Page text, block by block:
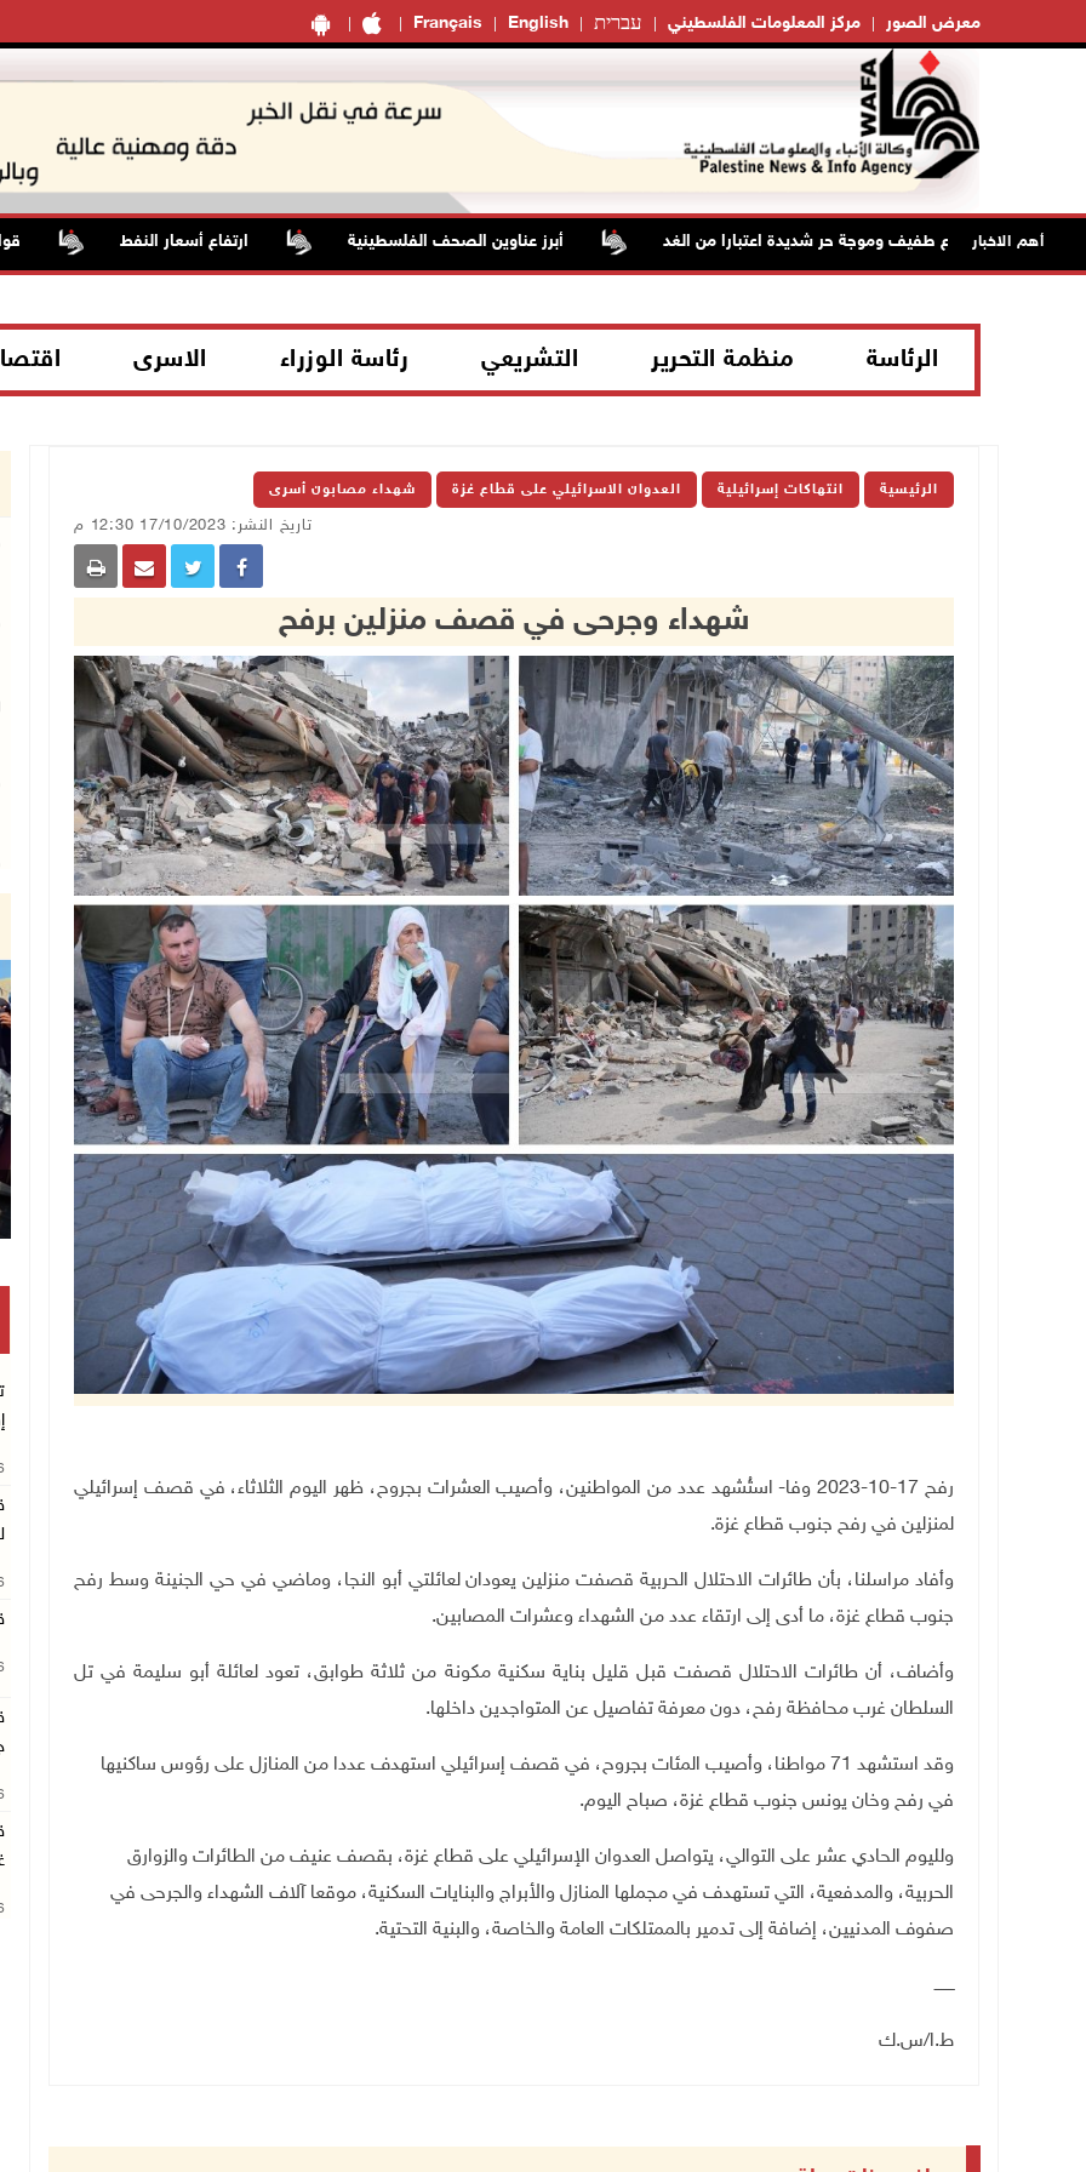
Français English עברית مركز المعلومات الفلسطيني معرض الصور
أهم الاخبار
ارتفاع طفيف وموجة حر شديدة اعتبارا من الغد أبرز عناوين الصحف الفلسطينية ارتفاع أسعار النفط قوات
الرئاسة منظمة التحرير التشريعي رئاسة الوزراء الاسرى
الرئيسية انتهاكات إسرائيلية العدوان الاسرائيلي على قطاع غزة شهداء مصابون أسرى
تاريخ النشر: 17/10/2023 12:30 م
شهداء وجرحى في قصف منزلين برفح
رفح 17-10-2023 وفا- استُشهد عدد من المواطنين، وأصيب العشرات بجروح، ظهر اليوم الثلاثاء، في قصف إسرائيلي
لمنزلين في رفح جنوب قطاع غزة.
وأفاد مراسلنا، بأن طائرات الاحتلال الحربية قصفت منزلين يعودان لعائلتي أبو النجا، وماضي في حي الجنينة وسط رفح
جنوب قطاع غزة، ما أدى إلى ارتقاء عدد من الشهداء وعشرات المصابين.
وأضاف، أن طائرات الاحتلال قصفت قبل قليل بناية سكنية مكونة من ثلاثة طوابق، تعود لعائلة أبو سليمة في تل
السلطان غرب محافظة رفح، دون معرفة تفاصيل عن المتواجدين داخلها.
وقد استشهد 71 مواطنا، وأصيب المئات بجروح، في قصف إسرائيلي استهدف عددا من المنازل على رؤوس ساكنيها
في رفح وخان يونس جنوب قطاع غزة، صباح اليوم.
ولليوم الحادي عشر على التوالي، يتواصل العدوان الإسرائيلي على قطاع غزة، بقصف عنيف من الطائرات والزوارق
الحربية، والمدفعية، التي تستهدف في مجملها المنازل والأبراج والبنايات السكنية، موقعا آلاف الشهداء والجرحى في
صفوف المدنيين، إضافة إلى تدمير بالممتلكات العامة والخاصة، والبنية التحتية.
ــــــــ
ط.ا/س.ك
تكريم متفوقين بالثانوية العامة في